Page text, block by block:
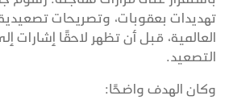
تهديدات بعقوبات، وتصريحات
العالمية، قبل أن تظهر لاحقًا إشارات
التصعيد.
وكان الهدف واضحًا: